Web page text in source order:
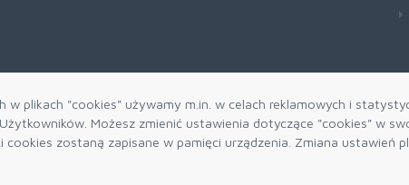
plikach "cookies" używamy m.in. w celach reklamowych i
Możesz zmienić ustawienia dotyczące "cookies" w
zostaną zapisane w pamięci urządzenia. Zmiana ustawień